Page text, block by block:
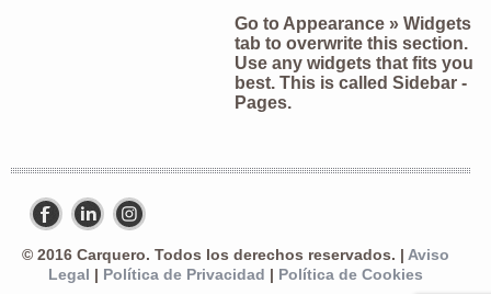
Go to Appearance » Widgets
tab to overwrite this section.
Use any widgets that fits you
best. This is calledSidebar -
Pages.
© 2016 Carquero. Todos los derechos reservados. | Aviso
Legal | Política de Privacidad | Política de Cookies